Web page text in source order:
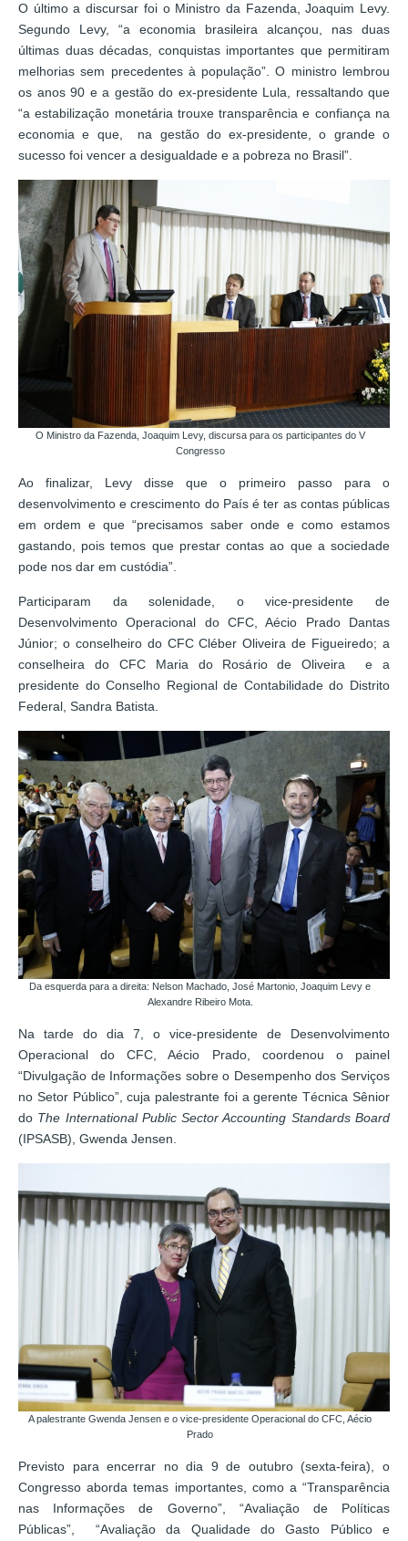
O último a discursar foi o Ministro da Fazenda, Joaquim Levy.
Segundo Levy, “a economia brasileira alcançou, nas duas
últimas duas décadas, conquistas importantes que permitiram
melhorias sem precedentes à população”. O ministro lembrou
os anos 90 e a gestão do ex-presidente Lula, ressaltando que
“a estabilização monetária trouxe transparência e confiança na
economia e que, na gestão do ex-presidente, o grande o
sucesso foi vencer a desigualdade e a pobreza no Brasil”.
O Ministro da Fazenda, Joaquim Levy, discursa para os participantes do V
Congresso
Ao finalizar, Levy disse que o primeiro passo para o
desenvolvimento e crescimento do País é ter as contas públicas
em ordem e que “precisamos saber onde e como estamos
gastando, pois temos que prestar contas ao que a sociedade
pode nos dar em custódia”.
Participaram da solenidade, o vice-presidente de
Desenvolvimento Operacional do CFC, Aécio Prado Dantas
Júnior; o conselheiro do CFC Cléber Oliveira de Figueiredo; a
conselheira do CFC Maria do Rosário de Oliveira e a
presidente do Conselho Regional de Contabilidade do Distrito
Federal, Sandra Batista.
Da esquerda para a direita: Nelson Machado, José Martonio, Joaquim Levy e
Alexandre Ribeiro Mota.
Na tarde do dia 7, o vice-presidente de Desenvolvimento
Operacional do CFC, Aécio Prado, coordenou o painel
“Divulgação de Informações sobre o Desempenho dos Serviços
no Setor Público”, cuja palestrante foi a gerente Técnica Sênior
do The International Public Sector Accounting Standards Board
(IPSASB), Gwenda Jensen.
A palestrante Gwenda Jensen e o vice-presidente Operacional do CFC, Aécio
Prado
Previsto para encerrar no dia 9 de outubro (sexta-feira), o
Congresso aborda temas importantes, como a “Transparência
nas Informações de Governo”, “Avaliação de Políticas
Públicas”, “Avaliação da Qualidade do Gasto Público e